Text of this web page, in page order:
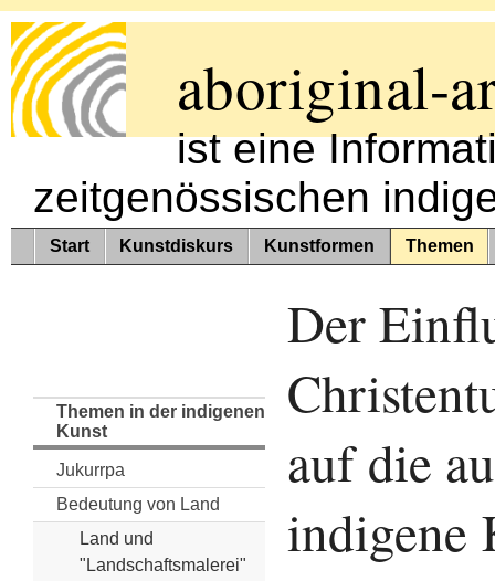
aboriginal-
ist eine
zeitgenössischen
Start Kunstdiskurs Kunstformen Themen
Themen in der indigenen
Kunst
Jukurrpa
Bedeutung von Land
Land und
"Landschaftsmalerei"
Der
auf die
indigene